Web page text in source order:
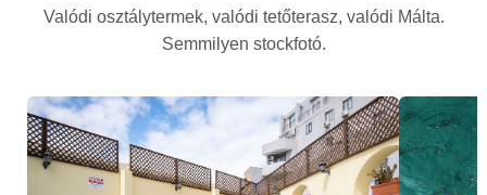
Valódi osztálytermek, valódi tetőterasz, valódi Málta.
Semmilyen stockfotó.